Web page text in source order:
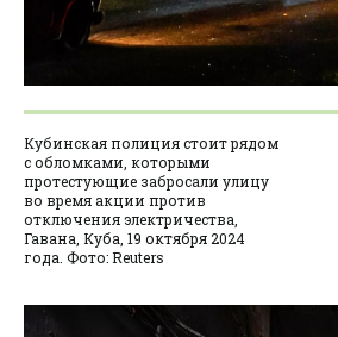
Кубинская полиция стоит рядом
с обломками, которыми
протестующие забросали улицу
во время акции против
отключения электричества,
Гавана, Куба, 19 октября 2024
года. Фото: Reuters